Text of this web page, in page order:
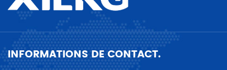
INFORMATIONS DE CONTACT.